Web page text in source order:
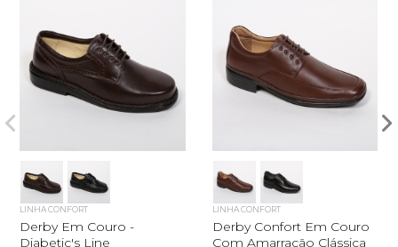
Quero me cadastrar
LINHA CONFORT
Derby Em Couro -
Diabetic's Line
LINHA CONFORT
Derby Confort Em Couro
Com Amarração Clássica